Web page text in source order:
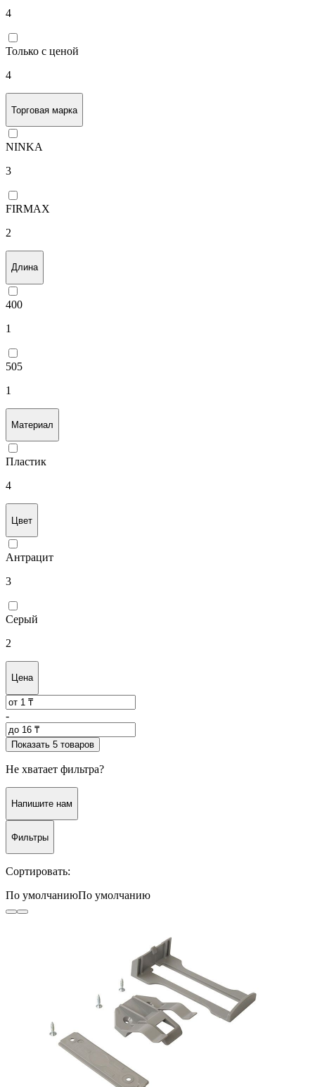
4
Только с ценой
4
Торговая марка
NINKA
3
FIRMAX
2
Длина
400
1
505
1
Материал
Пластик
4
Цвет
Антрацит
3
Серый
2
Цена
-
Показать 5 товаров
Не хватает фильтра?
Напишите нам
Фильтры
Сортировать:
По умолчаниюПо умолчанию